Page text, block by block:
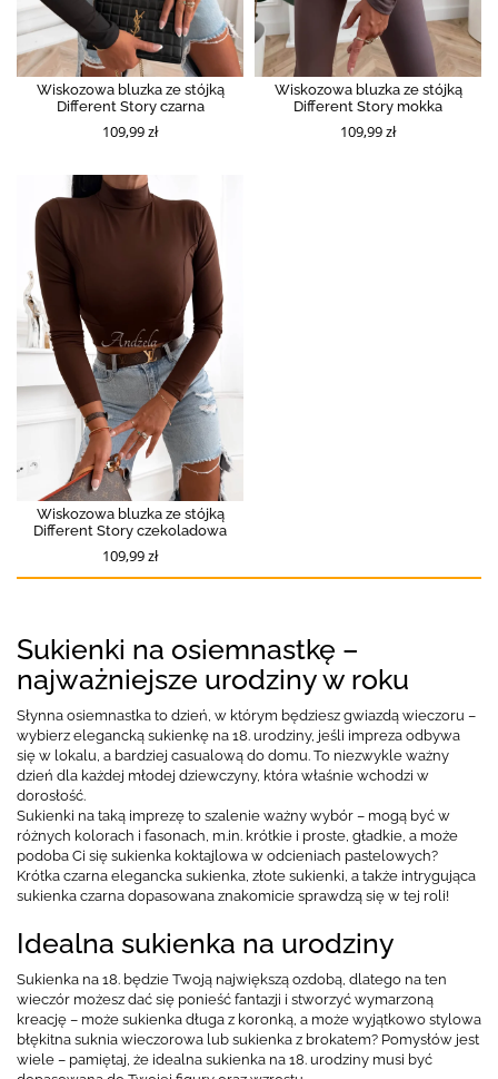
Wiskozowa bluzka ze stójką
Different Story czarna
109,99 zł
Wiskozowa bluzka ze stójką
Different Story mokka
109,99 zł
Wiskozowa bluzka ze stójką
Different Story czekoladowa
109,99 zł
Sukienki na osiemnastkę –
najważniejsze urodziny w roku
Słynna osiemnastka to dzień, w którym będziesz gwiazdą wieczoru –
wybierz elegancką sukienkę na 18. urodziny, jeśli impreza odbywa
się w lokalu, a bardziej casualową do domu. To niezwykle ważny
dzień dla każdej młodej dziewczyny, która właśnie wchodzi w
dorosłość.
Sukienki na taką imprezę to szalenie ważny wybór – mogą być w
różnych kolorach i fasonach, m.in. krótkie i proste, gładkie, a może
podoba Ci się sukienka koktajlowa w odcieniach pastelowych?
Krótka czarna elegancka sukienka, złote sukienki, a także intrygująca
sukienka czarna dopasowana znakomicie sprawdzą się w tej roli!
Idealna sukienka na urodziny
Sukienka na 18. będzie Twoją największą ozdobą, dlatego na ten
wieczór możesz dać się ponieść fantazji i stworzyć wymarzoną
kreację – może sukienka długa z koronką, a może wyjątkowo stylowa
błękitna suknia wieczorowa lub sukienka z brokatem? Pomysłów jest
wiele – pamiętaj, że idealna sukienka na 18. urodziny musi być